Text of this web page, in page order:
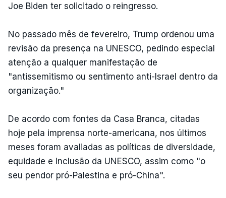
Joe Biden ter solicitado o reingresso.
No passado mês de fevereiro, Trump ordenou uma
revisão da presença na UNESCO, pedindo especial
atenção a qualquer manifestação de
"antissemitismo ou sentimento anti-Israel dentro da
organização."
De acordo com fontes da Casa Branca, citadas
hoje pela imprensa norte-americana, nos últimos
meses foram avaliadas as políticas de diversidade,
equidade e inclusão da UNESCO, assim como "o
seu pendor pró-Palestina e pró-China".